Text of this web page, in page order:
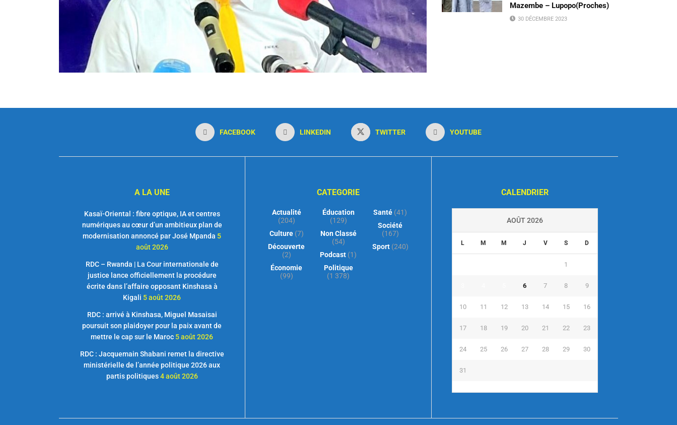
Mazembe – Lupopo(Proches)
30 DÉCEMBRE 2023
FACEBOOK LINKEDIN TWITTER YOUTUBE
A LA UNE
Kasaï-Oriental : fibre optique, IA et centres
numériques au cœur d’un ambitieux plan de
modernisation annoncé par José Mpanda 5
août 2026
RDC – Rwanda | La Cour internationale de
justice lance officiellement la procédure
écrite dans l’affaire opposant Kinshasa à
Kigali 5 août 2026
RDC : arrivé à Kinshasa, Miguel Masaisai
poursuit son plaidoyer pour la paix avant de
mettre le cap sur le Maroc 5 août 2026
RDC : Jacquemain Shabani remet la directive
ministérielle de l’année politique 2026 aux
partis politiques 4 août 2026
CATEGORIE
Actualité
(204)
Culture(7)
Découverte
(2)
Économie
(99)
Éducation
(129)
Non Classé
(54)
Podcast (1)
Politique
(1 378)
Santé (41)
Société
(167)
Sport(240)
CALENDRIER
AOÛT 2026
L M M J V S D
1
6 7 8 9
10 11 12 13 14 15 16
17 18 19 20 21 22 23
24 25 26 27 28 29 30
31